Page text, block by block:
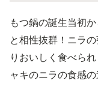
もつ鍋の誕生当初
と相性抜群！ニラ
りおいしく食べら
ャキのニラの食感の